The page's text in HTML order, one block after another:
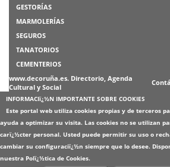
GESTORÍAS
MARMOLERÍAS
SEGUROS
TANATORIOS
CEMENTERIOS
www.decoruña.es. Directorio, Agenda
Cultural y Social
INFORMACIï¿½N IMPORTANTE SOBRE COOKIES
Este portal web utiliza cookies propias y de terceros
ayuda a optimizar su visita. Las cookies no se utilizan
carï¿½cter personal. Usted puede permitir su uso o
cambiar su configuraciï¿½n siempre que lo desee.
nuestra Polï¿½tica de Cookies.